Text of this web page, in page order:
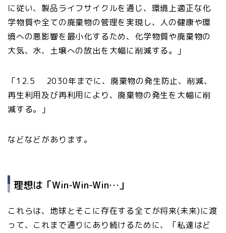
に従い、製品ライフサイクルを通じ、環境上適正な化
学物質や全ての廃棄物の管理を実現し、人の健康や環
境への悪影響を最小化するため、化学物質や廃棄物の
大気、水、土壌への放出を大幅に削減する。」
「12.5 2030年までに、廃棄物の発生防止、削減、
再生利用及び再利用により、廃棄物の発生を大幅に削
減する。」
などなどがあります。
理想は「Win-Win-Win…」
これらは、地球とそこに存在する全てが将来(未来)に渡
って、これまで通りにあり続けるために、「私達はど